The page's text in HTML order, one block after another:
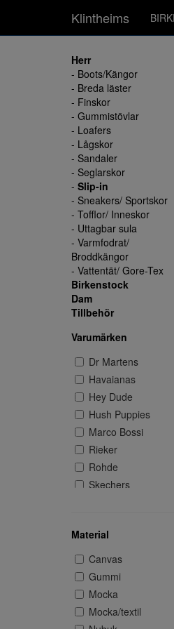
Klintheims
Herr
- Boots/Kängor
- Breda läster
- Finskor
- Gummistövlar
- Loafers
- Lågskor
- Sandaler
- Seglarskor
- Slip-in
- Sneakers/ Sportskor
- Tofflor/ Inneskor
- Uttagbar sula
- Varmfodrat/
Broddkängor
- Vattentät/ Gore-Tex
Birkenstock
Dam
Tillbehör
Varumärken
Dr Martens
Havaianas
Hey Dude
Hush Puppies
Marco Bossi
Rieker
Rohde
Skechers
Material
Canvas
Gummi
Mocka
Mocka/textil